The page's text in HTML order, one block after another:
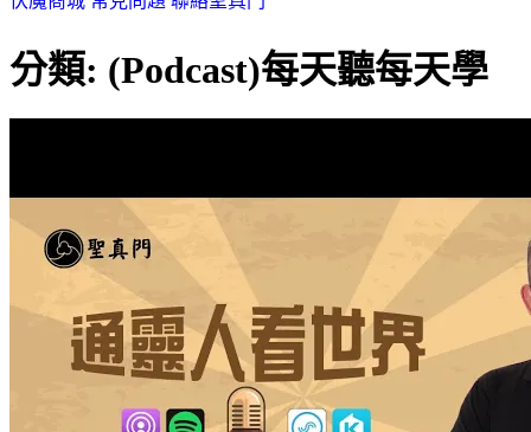
分類: (Podcast)每天聽每天學